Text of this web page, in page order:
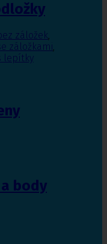
záložek,
záložkami,
lepítky
body